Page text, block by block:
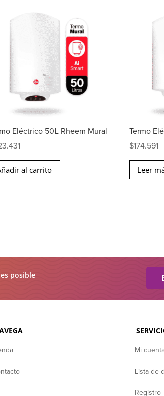
Eléctrico 50L Rheem Mural
al carrito
Termo
$174.591
Leer
posible
Mi
Lista de
Registro